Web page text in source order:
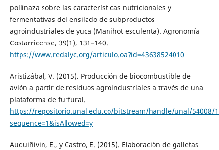
pollinaza sobre las características nutricionales y
fermentativas del ensilado de subproductos
agroindustriales de yuca (Manihot esculenta). Agronomía
Costarricense, 39(1), 131–140.
https://www.redalyc.org/articulo.oa?id=43638524010
Aristizábal, V. (2015). Producción de biocombustible de
avión a partir de residuos agroindustriales a través de una
plataforma de furfural.
https://repositorio.unal.edu.co/bitstream/handle/unal/54008/
sequence=1&isAllowed=y
Auquiñivin, E., y Castro, E. (2015). Elaboración de galletas